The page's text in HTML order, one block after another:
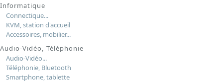
Informatique
Connectique...
KVM, station d'accueil
Accessoires, mobilier...
Audio-Vidéo, Téléphonie
Audio-Vidéo...
Téléphonie, Bluetooth
Smartphone, tablette